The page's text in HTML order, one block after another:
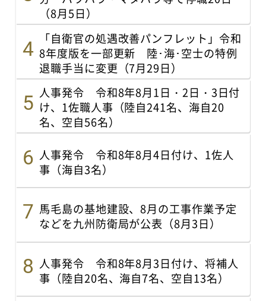
（8月5日）
「自衛官の処遇改善パンフレット」令和
8年度版を一部更新 陸･海･空士の特例
退職手当に変更（7月29日）
人事発令 令和8年8月1日・2日・3日付
け、1佐職人事（陸自241名、海自20
名、空自56名）
人事発令 令和8年8月4日付け、1佐人
事（海自3名）
馬毛島の基地建設、8月の工事作業予定
などを九州防衛局が公表（8月3日）
人事発令 令和8年8月3日付け、将補人
事（陸自20名、海自7名、空自13名）